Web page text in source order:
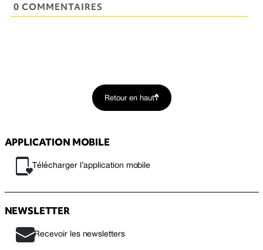
0 COMMENTAIRES
Retour en haut
APPLICATION MOBILE
Télécharger l’application mobile
NEWSLETTER
Recevoir les newsletters